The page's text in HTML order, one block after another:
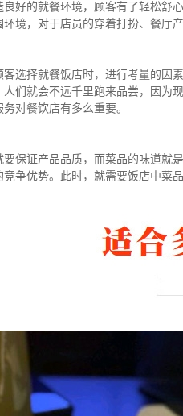
好的就餐环境，顾客有了轻松
境，对于店员的穿着打扮、餐厅
选择就餐饭店时，进行考量的
们就会不远千里跑来品尝，因
对餐饮店有多么重要。
保证产品品质，而菜品的味道
争优势。此时，就需要饭店中菜